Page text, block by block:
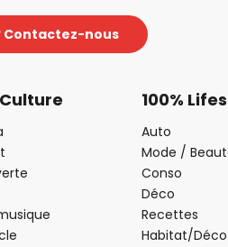
Contactez-nous
100%
Auto
Mode /
Conso
Déco
Recettes
Habitat/Déco